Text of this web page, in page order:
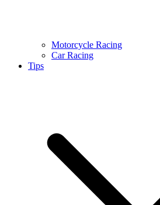
Motorcycle Racing
Car Racing
Tips